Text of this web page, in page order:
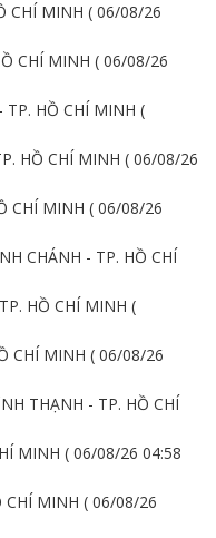
CHÍ MINH ( 06/08/26
CHÍ MINH ( 06/08/26
HỒ CHÍ MINH (
HỒ CHÍ MINH ( 06/08/26
CHÍ MINH ( 06/08/26
CHÁNH - TP. HỒ CHÍ
HỒ CHÍ MINH (
CHÍ MINH ( 06/08/26
THẠNH - TP. HỒ CHÍ
MINH ( 06/08/26 04:58
CHÍ MINH ( 06/08/26